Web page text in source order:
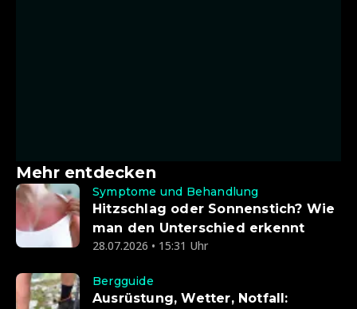
Mehr entdecken
Symptome und Behandlung
Hitzschlag oder Sonnenstich? Wie
man den Unterschied erkennt
28.07.2026 • 15:31 Uhr
Bergguide
Ausrüstung, Wetter, Notfall: